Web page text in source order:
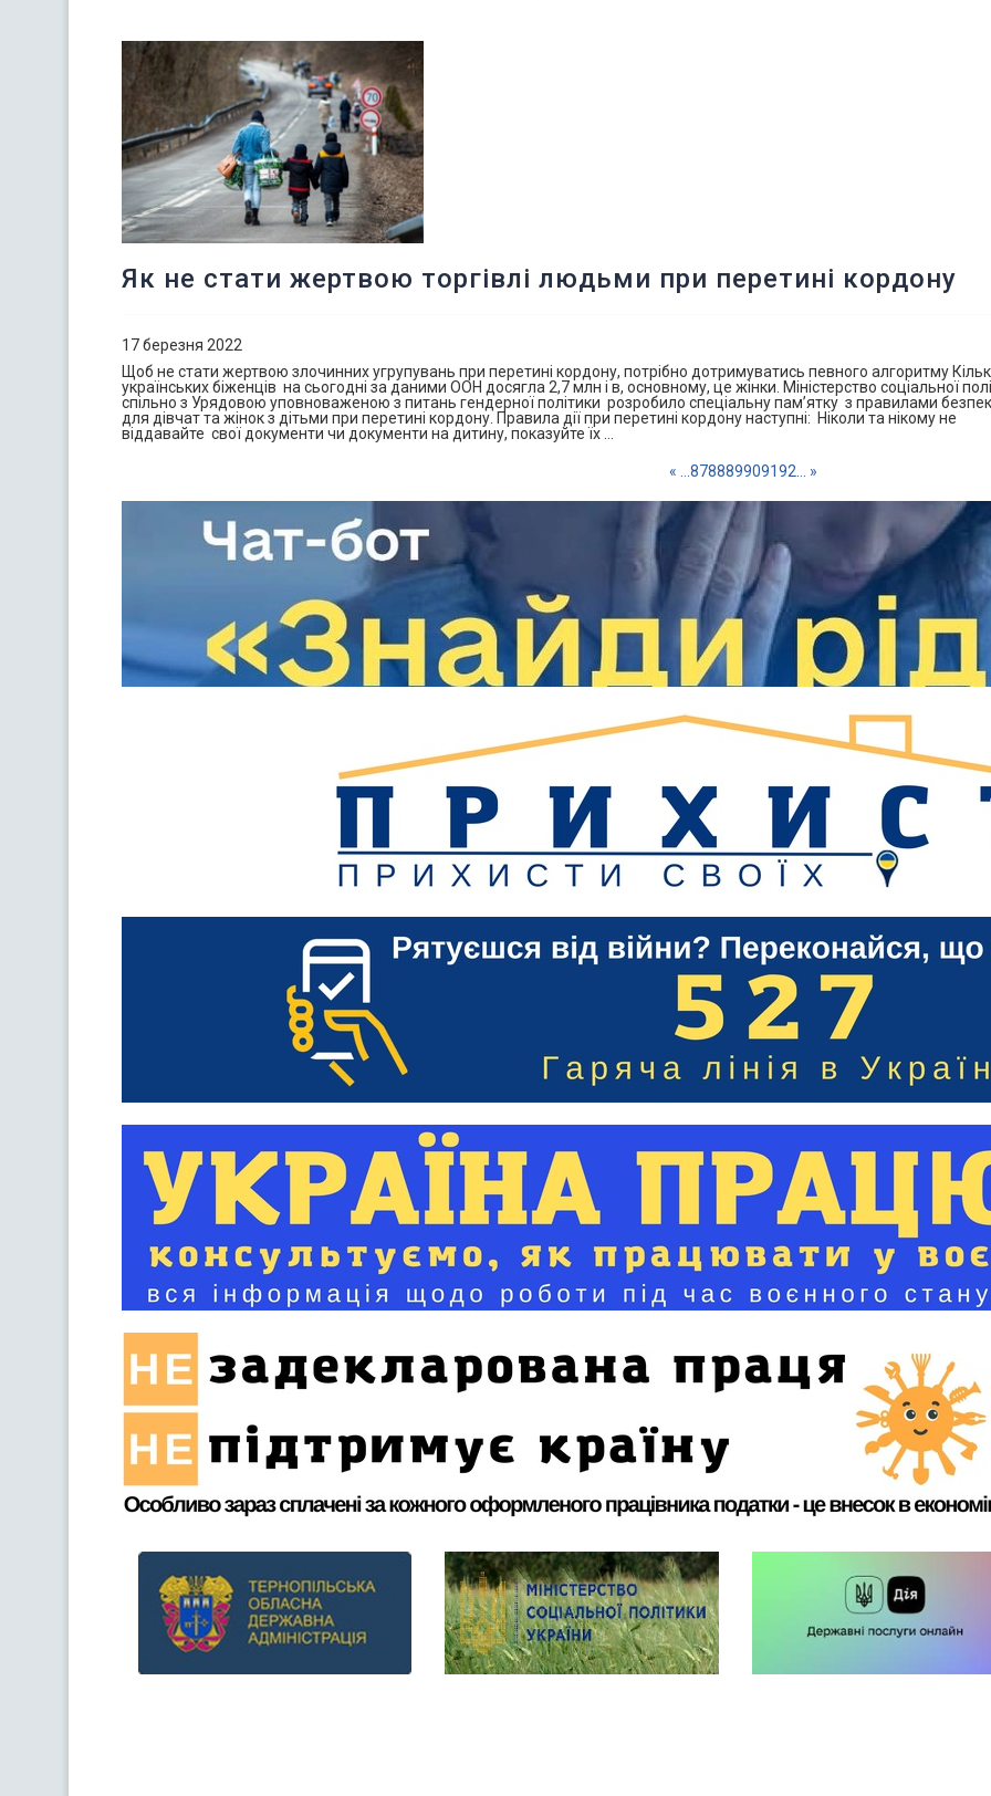
Як не стати жертвою торгівлі людьми при перетині кордону
17 березня 2022
Щоб не стати жертвою злочинних угрупувань при перетині кордону, потрібно дотримуватись певного алгоритму
українських біженців на сьогодні за даними ООН досягла 2,7 млн і в, основному, це жінки. Міністерство соціальної
спільно з Урядовою уповноваженою з питань гендерної політики розробило спеціальну пам’ятку з правилами
для дівчат та жінок з дітьми при перетині кордону. Правила дії при перетині кордону наступні: Ніколи та нікому не
віддавайте свої документи чи документи на дитину, показуйте їх …
« ...878889909192... »
Previous